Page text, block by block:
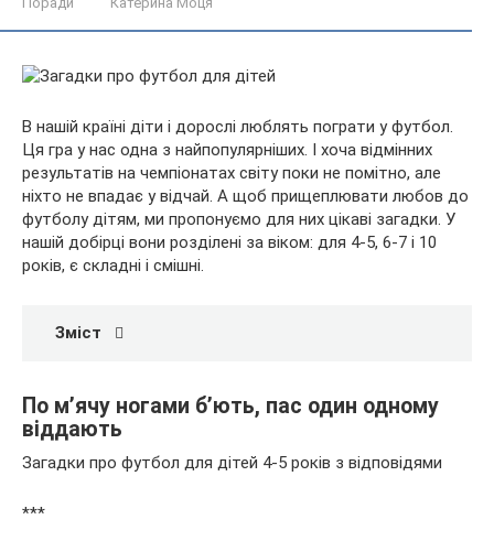
В нашій країні діти і дорослі люблять пограти у футбол.
Ця гра у нас одна з найпопулярніших. І хоча відмінних
результатів на чемпіонатах світу поки не помітно, але
ніхто не впадає у відчай. А щоб прищеплювати любов до
футболу дітям, ми пропонуємо для них цікаві загадки. У
нашій добірці вони розділені за віком: для 4-5, 6-7 і 10
років, є складні і смішні.
Зміст
По м’ячу ногами б’ють, пас один одному
віддають
Загадки про футбол для дітей 4-5 років з відповідями
***